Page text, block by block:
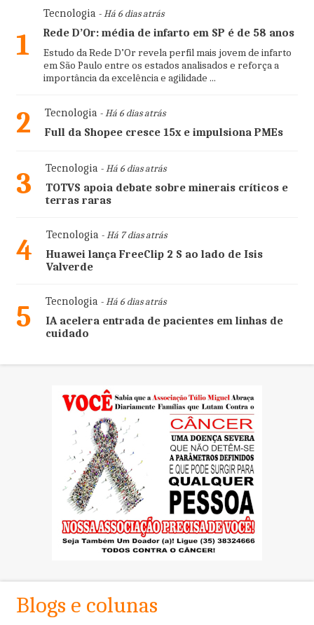
1
Tecnologia- Há 6 dias atrás
Rede D’Or: média de infarto em SP é de 58 anos
Estudo da Rede D’Or revela perfil mais jovem de infarto
em São Paulo entre os estados analisados e reforça a
importância da excelência e agilidade ...
2 Tecnologia- Há 6 dias atrás
Full da Shopee cresce 15x e impulsiona PMEs
3 Tecnologia- Há 6 dias atrás
TOTVS apoia debate sobre minerais críticos e
terras raras
4 Tecnologia- Há 7 dias atrás
Huawei lança FreeClip 2 S ao lado de Isis
Valverde
5 Tecnologia- Há 6 dias atrás
IA acelera entrada de pacientes em linhas de
cuidado
Blogs e colunas